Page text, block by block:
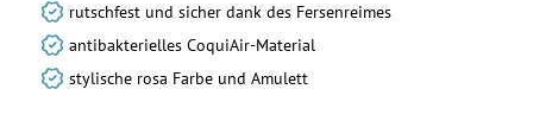
rutschfest und sicher dank des Fersenreimes
antibakterielles CoquiAir-Material
stylische rosa Farbe und Amulett